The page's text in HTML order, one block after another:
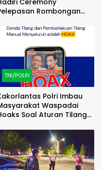
Rombongan
(FAMTRIP) Overland
TNI/POLRI
Polri Imbau
Waspadai
Soal Aturan Tilang